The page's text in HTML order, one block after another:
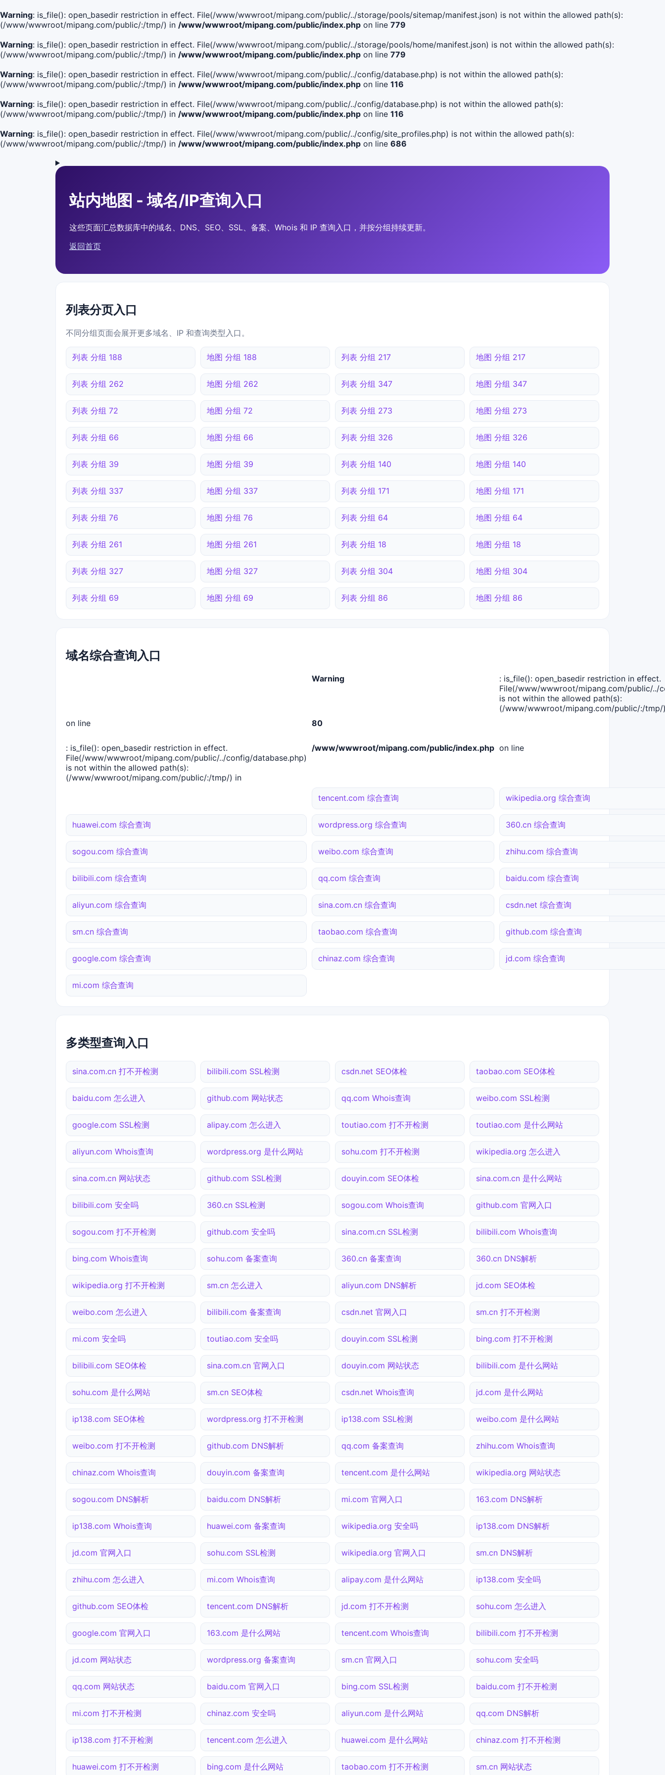
Warning: is_file(): open_basedir restriction in effect. File(/www/wwwroot/mipang.com/public/../storage/pools/sitemap/manifest.json) is not within the allowed path(s):
(/www/wwwroot/mipang.com/public/:/tmp/) in /www/wwwroot/mipang.com/public/index.php on line 779
Warning: is_file(): open_basedir restriction in effect. File(/www/wwwroot/mipang.com/public/../storage/pools/home/manifest.json) is not within the allowed path(s):
(/www/wwwroot/mipang.com/public/:/tmp/) in /www/wwwroot/mipang.com/public/index.php on line 779
Warning: is_file(): open_basedir restriction in effect. File(/www/wwwroot/mipang.com/public/../config/database.php) is not within the allowed path(s):
(/www/wwwroot/mipang.com/public/:/tmp/) in /www/wwwroot/mipang.com/public/index.php on line 116
Warning: is_file(): open_basedir restriction in effect. File(/www/wwwroot/mipang.com/public/../config/database.php) is not within the allowed path(s):
(/www/wwwroot/mipang.com/public/:/tmp/) in /www/wwwroot/mipang.com/public/index.php on line 116
Warning: is_file(): open_basedir restriction in effect. File(/www/wwwroot/mipang.com/public/../config/site_profiles.php) is not within the allowed path(s):
(/www/wwwroot/mipang.com/public/:/tmp/) in /www/wwwroot/mipang.com/public/index.php on line 686
站内地图 - 域名/IP查询入口
这些页面汇总数据库中的域名、DNS、SEO、SSL、备案、Whois 和 IP 查询入口，并按分组持续更新。
返回首页
列表分页入口
不同分组页面会展开更多域名、IP 和查询类型入口。
列表 分组 188 地图 分组 188 列表 分组 217 地图 分组 217
列表 分组 262 地图 分组 262 列表 分组 347 地图 分组 347
列表 分组 72 地图 分组 72 列表 分组 273 地图 分组 273
列表 分组 66 地图 分组 66 列表 分组 326 地图 分组 326
列表 分组 39 地图 分组 39 列表 分组 140 地图 分组 140
列表 分组 337 地图 分组 337 列表 分组 171 地图 分组 171
列表 分组 76 地图 分组 76 列表 分组 64 地图 分组 64
列表 分组 261 地图 分组 261 列表 分组 18 地图 分组 18
列表 分组 327 地图 分组 327 列表 分组 304 地图 分组 304
列表 分组 69 地图 分组 69 列表 分组 86 地图 分组 86
域名综合查询入口
Warning
: is_file(): open_basedir restriction in effect.
File(/www/wwwroot/mipang.com/public/../
is not within the allowed path(s):
(/www/wwwroot/mipang.com/public/:/tmp/
on line
80
: is_file(): open_basedir restriction in effect.
File(/www/wwwroot/mipang.com/public/../config/database.php)
is not within the allowed path(s):
(/www/wwwroot/mipang.com/public/:/tmp/) in
/www/wwwroot/mipang.com/public/index.php on line
tencent.com 综合查询 wikipedia.org 综合查询
huawei.com 综合查询 wordpress.org 综合查询 360.cn 综合查询
sogou.com 综合查询 weibo.com 综合查询 zhihu.com 综合查询
bilibili.com 综合查询 qq.com 综合查询 baidu.com 综合查询
aliyun.com 综合查询 sina.com.cn 综合查询 csdn.net 综合查询
sm.cn 综合查询 taobao.com 综合查询 github.com 综合查询
google.com 综合查询 chinaz.com 综合查询 jd.com 综合查询
mi.com 综合查询
多类型查询入口
sina.com.cn 打不开检测 bilibili.com SSL检测 csdn.net SEO体检 taobao.com SEO体检
baidu.com 怎么进入 github.com 网站状态 qq.com Whois查询 weibo.com SSL检测
google.com SSL检测 alipay.com 怎么进入 toutiao.com 打不开检测 toutiao.com 是什么网站
aliyun.com Whois查询 wordpress.org 是什么网站 sohu.com 打不开检测 wikipedia.org 怎么进入
sina.com.cn 网站状态 github.com SSL检测 douyin.com SEO体检 sina.com.cn 是什么网站
bilibili.com 安全吗 360.cn SSL检测 sogou.com Whois查询 github.com 官网入口
sogou.com 打不开检测 github.com 安全吗 sina.com.cn SSL检测 bilibili.com Whois查询
bing.com Whois查询 sohu.com 备案查询 360.cn 备案查询 360.cn DNS解析
wikipedia.org 打不开检测 sm.cn 怎么进入 aliyun.com DNS解析 jd.com SEO体检
weibo.com 怎么进入 bilibili.com 备案查询 csdn.net 官网入口 sm.cn 打不开检测
mi.com 安全吗 toutiao.com 安全吗 douyin.com SSL检测 bing.com 打不开检测
bilibili.com SEO体检 sina.com.cn 官网入口 douyin.com 网站状态 bilibili.com 是什么网站
sohu.com 是什么网站 sm.cn SEO体检 csdn.net Whois查询 jd.com 是什么网站
ip138.com SEO体检 wordpress.org 打不开检测 ip138.com SSL检测 weibo.com 是什么网站
weibo.com 打不开检测 github.com DNS解析 qq.com 备案查询 zhihu.com Whois查询
chinaz.com Whois查询 douyin.com 备案查询 tencent.com 是什么网站 wikipedia.org 网站状态
sogou.com DNS解析 baidu.com DNS解析 mi.com 官网入口 163.com DNS解析
ip138.com Whois查询 huawei.com 备案查询 wikipedia.org 安全吗 ip138.com DNS解析
jd.com 官网入口 sohu.com SSL检测 wikipedia.org 官网入口 sm.cn DNS解析
zhihu.com 怎么进入 mi.com Whois查询 alipay.com 是什么网站 ip138.com 安全吗
github.com SEO体检 tencent.com DNS解析 jd.com 打不开检测 sohu.com 怎么进入
google.com 官网入口 163.com 是什么网站 tencent.com Whois查询 bilibili.com 打不开检测
jd.com 网站状态 wordpress.org 备案查询 sm.cn 官网入口 sohu.com 安全吗
qq.com 网站状态 baidu.com 官网入口 bing.com SSL检测 baidu.com 打不开检测
mi.com 打不开检测 chinaz.com 安全吗 aliyun.com 是什么网站 qq.com DNS解析
ip138.com 打不开检测 tencent.com 怎么进入 huawei.com 是什么网站 chinaz.com 打不开检测
huawei.com 打不开检测 bing.com 是什么网站 taobao.com 打不开检测 sm.cn 网站状态